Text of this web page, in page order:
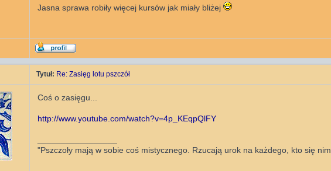
Jasna sprawa robiły więcej kursów jak miały bliżej
Tytuł: Re: Zasięg lotu pszczół
Coś o zasięgu...
http://www.youtube.com/watch?v=4p_KEqpQlFY
"Pszczoły mają w sobie coś mistycznego. Rzucają urok na każdego, kto się